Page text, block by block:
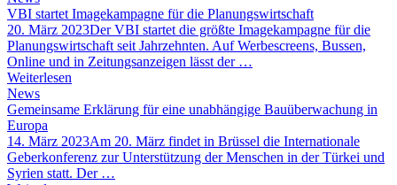
VBI startet Imagekampagne für die Planungswirtschaft
20. März 2023Der VBI startet die größte Imagekampagne für die
Planungswirtschaft seit Jahrzehnten. Auf Werbescreens, Bussen,
Online und in Zeitungsanzeigen lässt der …
Weiterlesen
News
Gemeinsame Erklärung für eine unabhängige Bauüberwachung in
Europa
14. März 2023Am 20. März findet in Brüssel die Internationale
Geberkonferenz zur Unterstützung der Menschen in der Türkei und
Syrien statt. Der …